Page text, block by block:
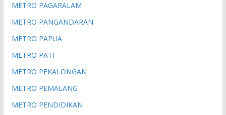
METRO PAGARALAM
METRO PANGANDARAN
METRO PAPUA
METRO PATI
METRO PEKALONGAN
METRO PEMALANG
METRO PENDIDIKAN